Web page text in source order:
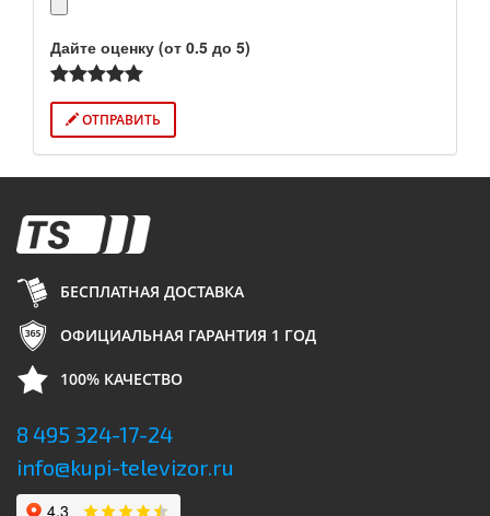
Дайте оценку (от 0.5 до 5)
ОТПРАВИТЬ
БЕСПЛАТНАЯ ДОСТАВКА
ОФИЦИАЛЬНАЯ ГАРАНТИЯ 1 ГОД
100% КАЧЕСТВО
8 495 324-17-24
info@kupi-televizor.ru